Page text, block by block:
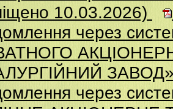
10.03.2026)
через
ЗАВОД»
через